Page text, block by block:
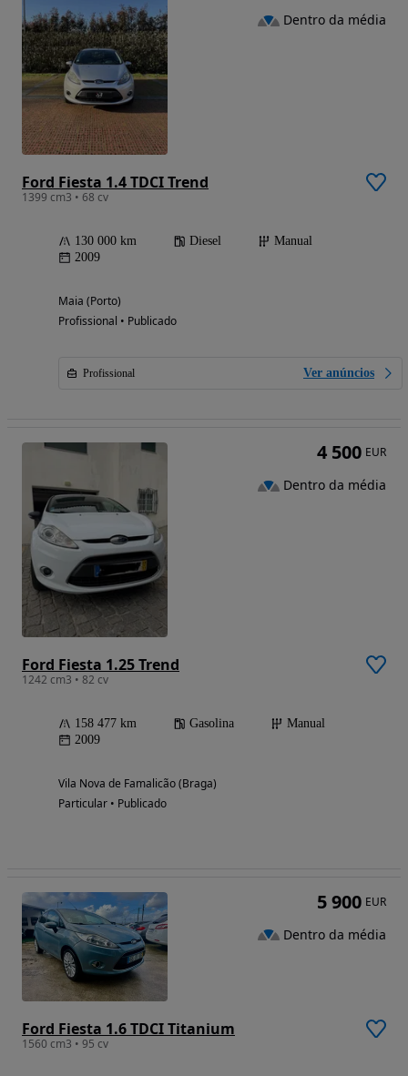
Ford Fiesta 1.4 TDCI Trend
1399 cm3 • 68 cv
130 000 km Diesel
Manual
2009
Maia (Porto)
Profissional • Publicado
Profissional Ver anúncios
Dentro da média
Ford Fiesta 1.25 Trend
1242 cm3 • 82 cv
158 477 km Gasolina
Manual
2009
Vila Nova de Famalicão (Braga)
Particular • Publicado
4 500 EUR
Dentro da média
Ford Fiesta 1.6 TDCI Titanium
1560 cm3 • 95 cv
5 900 EUR
Dentro da média